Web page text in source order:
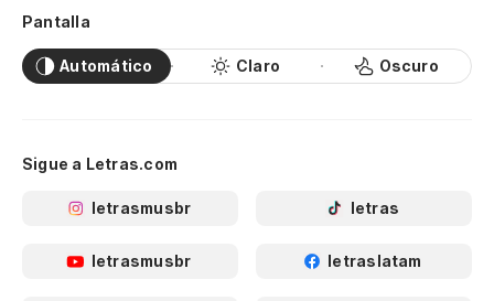
Pantalla
Automático Claro Oscuro
Sigue a Letras.com
letrasmusbr letras
letrasmusbr letraslatam